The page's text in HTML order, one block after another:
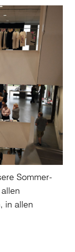
Sommer-
in allen